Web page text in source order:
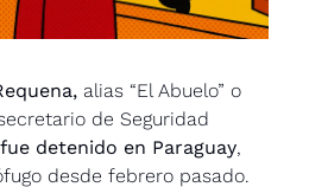
alias “El Abuelo” o
de Seguridad
fue detenido en Paraguay,
desde febrero pasado.